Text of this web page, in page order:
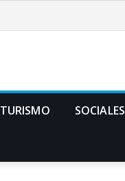
TURISMO SOCIALES